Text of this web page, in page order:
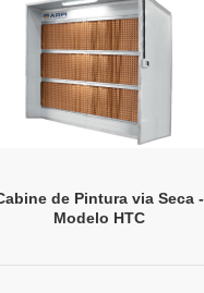
de Pintura via Seca -
Modelo HTC